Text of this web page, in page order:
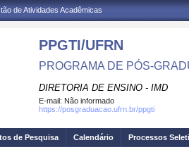
de Atividades Acadêmicas
PPGTI/UFRN
PROGRAMA DE PÓS-
DIRETORIA DE ENSINO - IMD
E-mail: Não informado
https://posgraduacao.ufrn.br/ppgti
de Pesquisa Calendário Processos